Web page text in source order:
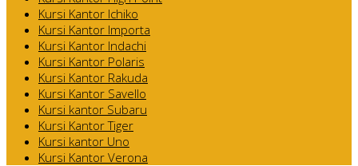
Kursi Kantor Ichiko
Kursi Kantor Importa
Kursi Kantor Indachi
Kursi Kantor Polaris
Kursi Kantor Rakuda
Kursi Kantor Savello
Kursi kantor Subaru
Kursi Kantor Tiger
Kursi kantor Uno
Kursi Kantor Verona